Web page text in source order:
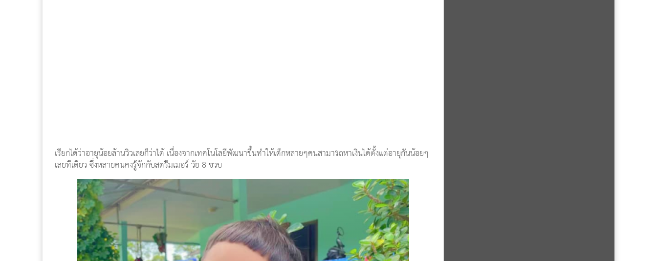
เรียกได้ว่าอายุน้อยล้านวิวเลยก็ว่าได้ เนื่องจากเทคโนโลยีพัฒนาขึ้นทำให้เด็กหลายๆคนสามารถหาเงินได้ตั้งแต่อายุกันน้อยๆ
เลยทีเดียว ซึ่งหลายคนคงรู้จักกับสตรีมเมอร์ วัย 8 ขวบ